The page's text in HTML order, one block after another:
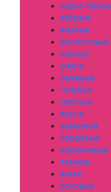
черно-белые
зебрано
желтые
фиолетовые
черные
синие
бежевые
голубые
светлые
яркие
хамелеон
бордовые
коричневые
темные
венге
розовые